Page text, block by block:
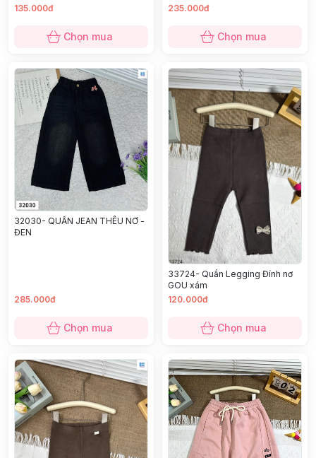
135.000đ
Chọn mua
235.000đ
Chọn mua
32030- QUẦN JEAN THÊU NƠ -
ĐEN
285.000đ
Chọn mua
33724- Quần Legging Đính nơ
GOU xám
120.000đ
Chọn mua